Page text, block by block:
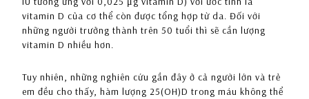
vitamin D của cơ thể còn được tổng hợp từ da. Đối với
những người trưởng thành trên 50 tuổi thì sẽ cần lượng
vitamin D nhiều hơn.
Tuy nhiên, những nghiên cứu gần đây ở cả người lớn và trẻ
em đều cho thấy, hàm lượng 25(OH)D trong máu không thể